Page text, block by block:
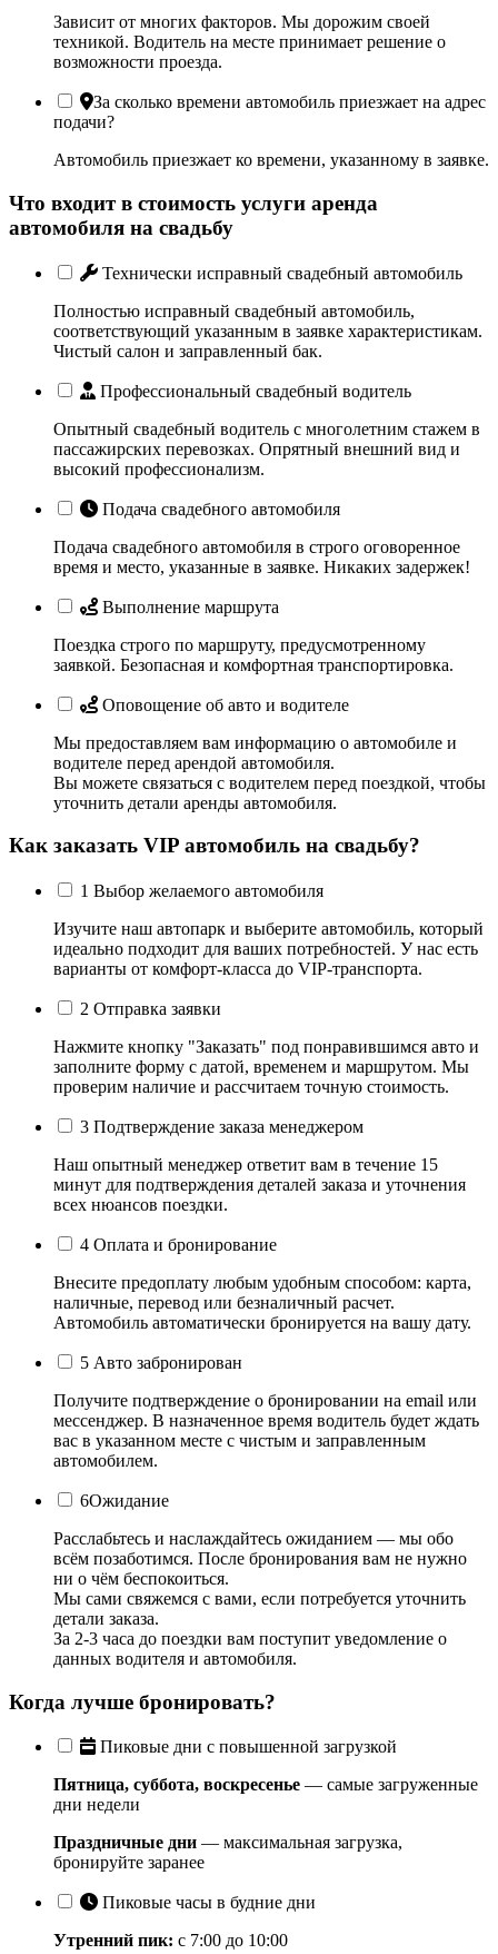
Зависит от многих факторов. Мы дорожим своей
техникой. Водитель на месте принимает решение о
возможности проезда.
За сколько времени автомобиль приезжает на адрес
подачи?
Автомобиль приезжает ко времени, указанному в заявке.
Что входит в стоимость услуги аренда
автомобиля на свадьбу
Технически исправный свадебный автомобиль
Полностью исправный свадебный автомобиль,
соответствующий указанным в заявке характеристикам.
Чистый салон и заправленный бак.
Профессиональный свадебный водитель
Опытный свадебный водитель с многолетним стажем в
пассажирских перевозках. Опрятный внешний вид и
высокий профессионализм.
Подача свадебного автомобиля
Подача свадебного автомобиля в строго оговоренное
время и место, указанные в заявке. Никаких задержек!
Выполнение маршрута
Поездка строго по маршруту, предусмотренному
заявкой. Безопасная и комфортная транспортировка.
Оповощение об авто и водителе
Мы предоставляем вам информацию о автомобиле и
водителе перед арендой автомобиля.
Вы можете связаться с водителем перед поездкой, чтобы
уточнить детали аренды автомобиля.
Как заказать VIP автомобиль на свадьбу?
1 Выбор желаемого автомобиля
Изучите наш автопарк и выберите автомобиль, который
идеально подходит для ваших потребностей. У нас есть
варианты от комфорт-класса до VIP-транспорта.
2 Отправка заявки
Нажмите кнопку "Заказать" под понравившимся авто и
заполните форму с датой, временем и маршрутом. Мы
проверим наличие и рассчитаем точную стоимость.
3 Подтверждение заказа менеджером
Наш опытный менеджер ответит вам в течение 15
минут для подтверждения деталей заказа и уточнения
всех нюансов поездки.
4 Оплата и бронирование
Внесите предоплату любым удобным способом: карта,
наличные, перевод или безналичный расчет.
Автомобиль автоматически бронируется на вашу дату.
5 Авто забронирован
Получите подтверждение о бронировании на email или
мессенджер. В назначенное время водитель будет ждать
вас в указанном месте с чистым и заправленным
автомобилем.
6Ожидание
Расслабьтесь и наслаждайтесь ожиданием — мы обо
всём позаботимся. После бронирования вам не нужно
ни о чём беспокоиться.
Мы сами свяжемся с вами, если потребуется уточнить
детали заказа.
За 2-3 часа до поездки вам поступит уведомление о
данных водителя и автомобиля.
Когда лучше бронировать?
Пиковые дни с повышенной загрузкой
Пятница, суббота, воскресенье — самые загруженные
дни недели
Праздничные дни — максимальная загрузка,
бронируйте заранее
Пиковые часы в будние дни
Утренний пик: с 7:00 до 10:00